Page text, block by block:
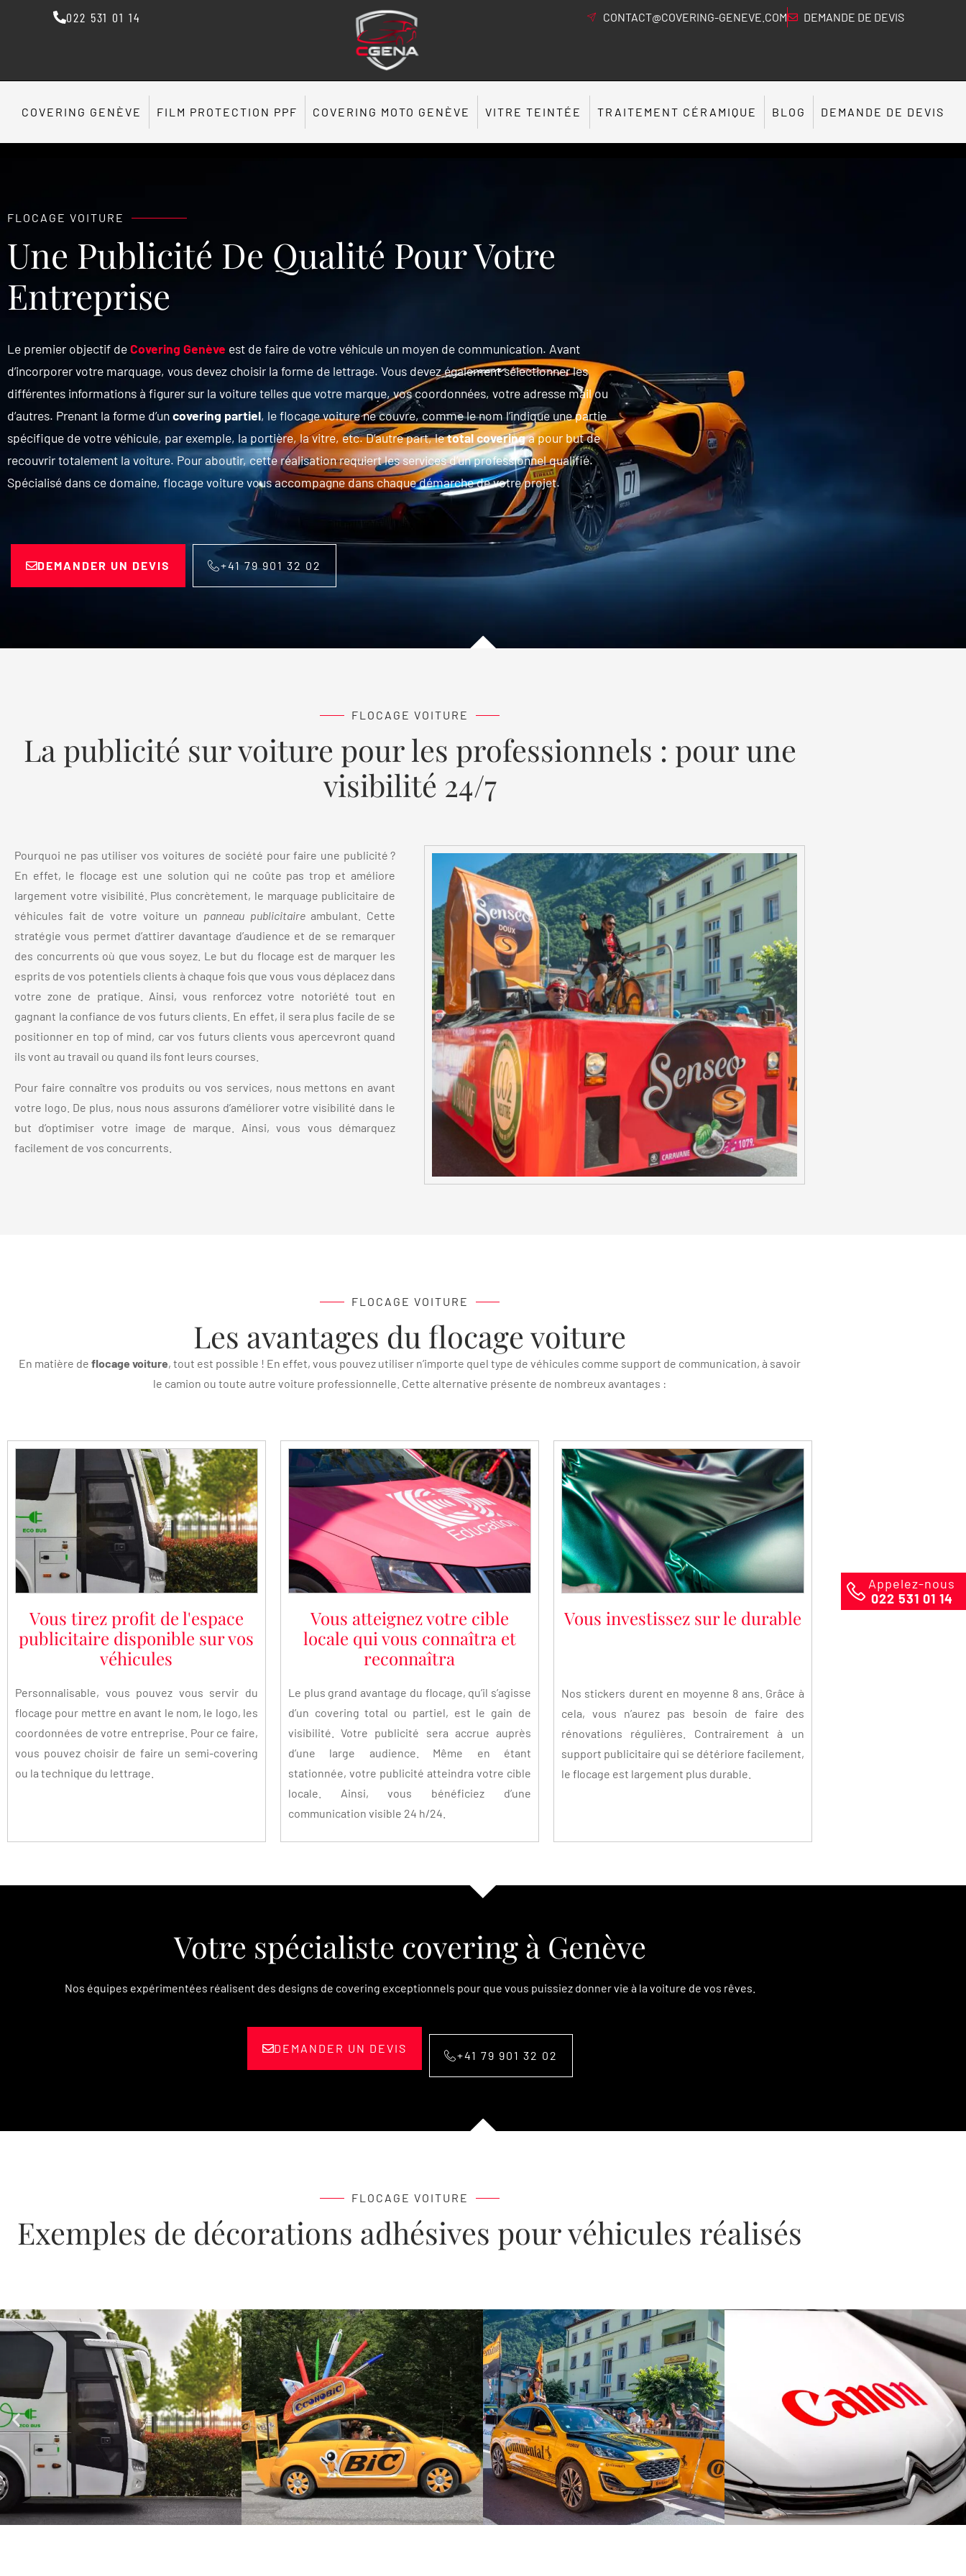
022 531 01 14 CONTACT@COVERING-GENEVE.COM DEMANDE DE DEVIS
COVERING GENÈVE FILM PROTECTION PPF COVERING MOTO GENÈVE VITRE TEINTÉE TRAITEMENT CÉRAMIQUE BLOG DEMANDE DE DEVIS
FLOCAGE VOITURE
Une Publicité De Qualité Pour Votre
Entreprise
Le premier objectif deCovering Genève est de faire de votre véhicule un moyen de communication. Avant
d’incorporer votre marquage, vous devez choisir la forme de lettrage. Vous devez également sélectionner les
différentes informations à figurer sur la voiture telles que votre marque, vos coordonnées, votre adresse mail ou
d’autres. Prenant la forme d’uncovering partiel, le flocage voiture ne couvre, comme le nom l’indique une partie
spécifique de votre véhicule, par exemple, la portière, la vitre, etc. D’autre part, letotal coveringa pour but de
recouvrir totalement la voiture. Pour aboutir, cette réalisation requiert les services d’un professionnel qualifié.
Spécialisé dans ce domaine, flocage voiture vous accompagne dans chaque démarche de votre projet.
DEMANDER UN DEVIS +41 79 901 32 02
FLOCAGE VOITURE
La publicité sur voiture pour les professionnels : pour une
visibilité 24/7
Pourquoi ne pas utiliser vos voitures de société pour faire une publicité ?
En effet, le flocage est une solution qui ne coûte pas trop et améliore
largement votre visibilité. Plus concrètement, le marquage publicitaire de
véhicules fait de votre voiture un panneau publicitaireambulant. Cette
stratégie vous permet d’attirer davantage d’audience et de se remarquer
des concurrents où que vous soyez. Le but du flocage est de marquer les
esprits de vos potentiels clients à chaque fois que vous vous déplacez dans
votre zone de pratique. Ainsi, vous renforcez votre notoriété tout en
gagnant la confiance de vos futurs clients. En effet, il sera plus facile de se
positionner en top of mind, car vos futurs clients vous apercevront quand
ils vont au travail ou quand ils font leurs courses.
Pour faire connaître vos produits ou vos services, nous mettons en avant
votre logo. De plus, nous nous assurons d’améliorer votre visibilité dans le
but d’optimiser votre image de marque. Ainsi, vous vous démarquez
facilement de vos concurrents.
FLOCAGE VOITURE
Les avantages du flocage voiture
En matière de flocage voiture, tout est possible ! En effet, vous pouvez utiliser n’importe quel type de véhicules comme support de communication, à savoir
le camion ou toute autre voiture professionnelle. Cette alternative présente de nombreux avantages :
Vous tirez profit de l'espace
publicitaire disponible sur vos
véhicules
Personnalisable, vous pouvez vous servir du
flocage pour mettre en avant le nom, le logo, les
coordonnées de votre entreprise. Pour ce faire,
vous pouvez choisir de faire un semi-covering
ou la technique du lettrage.
Vous atteignez votre cible
locale qui vous connaîtra et
reconnaîtra
Le plus grand avantage du flocage, qu’il s’agisse
d’un covering total ou partiel, est le gain de
visibilité. Votre publicité sera accrue auprès
d’une large audience. Même en étant
stationnée, votre publicité atteindra votre cible
locale. Ainsi, vous bénéficiez d’une
communication visible 24 h/24.
Vous investissez sur le durable
Nos stickers durent en moyenne 8 ans. Grâce à
cela, vous n’aurez pas besoin de faire des
rénovations régulières. Contrairement à un
support publicitaire qui se détériore facilement,
le flocage est largement plus durable.
Votre spécialiste covering à Genève
Nos équipes expérimentées réalisent des designs de covering exceptionnels pour que vous puissiez donner vie à la voiture de vos rêves.
DEMANDER UN DEVIS
+41 79 901 32 02
FLOCAGE VOITURE
Exemples de décorations adhésives pour véhicules réalisés
Appelez-nous
022 531 01 14